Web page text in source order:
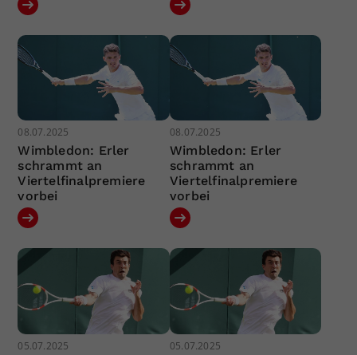
08.07.2025
Wimbledon: Erler
schrammt an
Viertelfinalpremiere
vorbei
08.07.2025
Wimbledon: Erler
schrammt an
Viertelfinalpremiere
vorbei
05.07.2025 05.07.2025